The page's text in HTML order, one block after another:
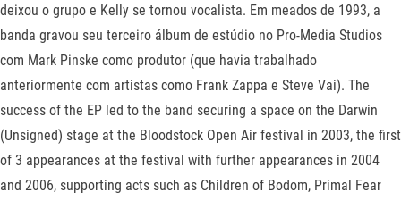
deixou o grupo e Kelly se tornou vocalista. Em meados de 1993, a
banda gravou seu terceiro álbum de estúdio no Pro-Media Studios
com Mark Pinske como produtor (que havia trabalhado
anteriormente com artistas como Frank Zappa e Steve Vai). The
success of the EP led to the band securing a space on the Darwin
(Unsigned) stage at the Bloodstock Open Air festival in 2003, the first
of 3 appearances at the festival with further appearances in 2004
and 2006, supporting acts such as Children of Bodom, Primal Fear